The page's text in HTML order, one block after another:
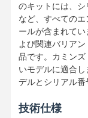
のキットには、
など、すべての
ールが含まれて
よび関連バリア
品です。カミン
いモデルに適合
デルとシリアル番
技術仕様